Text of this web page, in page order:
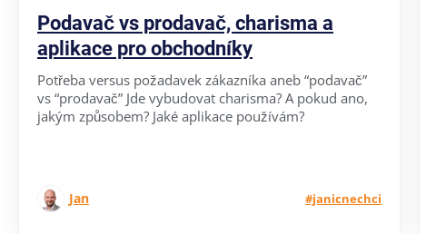
Podavač vs prodavač, charisma a
aplikace pro obchodníky
Potřeba versus požadavek zákazníka aneb “podavač”
vs “prodavač” Jde vybudovat charisma? A pokud ano,
jakým způsobem? Jaké aplikace používám?
Jan #janicnechci